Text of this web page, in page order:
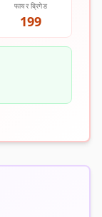
फायर ब्रिगेड
199